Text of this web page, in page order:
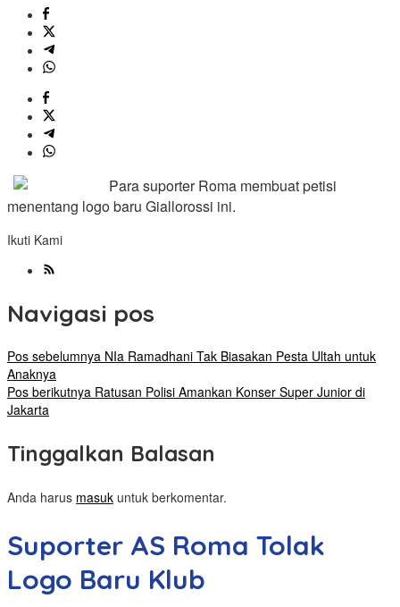
Para suporter Roma membuat petisi
menentang logo baru Giallorossi ini.
Ikuti Kami
Navigasi pos
Pos sebelumnya NIa Ramadhani Tak Biasakan Pesta Ultah untuk
Anaknya
Pos berikutnya Ratusan Polisi Amankan Konser Super Junior di
Jakarta
Tinggalkan Balasan
Anda harus masuk untuk berkomentar.
Suporter AS Roma Tolak
Logo Baru Klub